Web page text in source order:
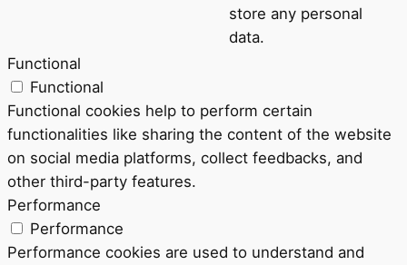
store any personal
data.
Functional
Functional
Functional cookies help to perform certain
functionalities like sharing the content of the website
on social media platforms, collect feedbacks, and
other third-party features.
Performance
Performance
Performance cookies are used to understand and